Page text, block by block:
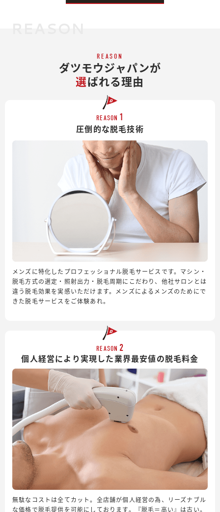
REASON
ダツモウジャパンが
選ばれる理由
REASON 1
圧倒的な脱毛技術
メンズに特化したプロフェッショナル脱毛サービスです。マシン・
脱毛方式の選定・照射出力・脱毛周期にこだわり、他社サロンとは
違う脱毛効果を実感いただけます。メンズによるメンズのためにで
きた脱毛サービスをご体験あれ。
REASON 2
個人経営により実現した業界最安値の脱毛料金
無駄なコストは全てカット。全店舗が個人経営の為、リーズナブル
な価格で脱毛提供を可能にしております。『脱毛＝高い』は古い。